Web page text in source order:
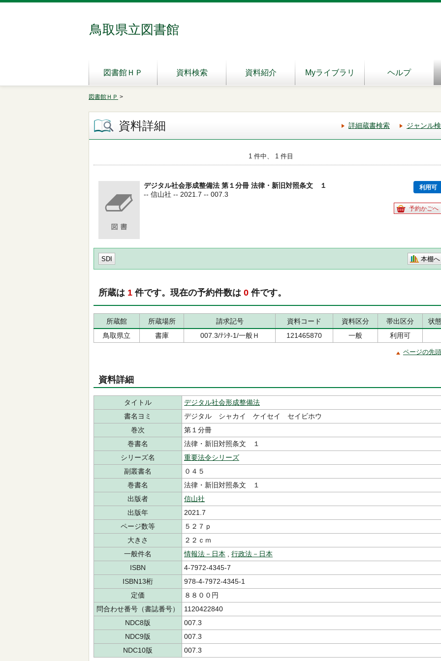
鳥取県立図書館
図書館ＨＰ 資料検索 資料紹介 Myライブラリ ヘルプ
図書館ＨＰ >
資料詳細 詳細蔵書検索 ジャンル
1 件中、 1 件目
デジタル社会形成整備法 第１分冊 法律・新旧対照条文 １ 利用可
予約かごへ
-- 信山社 -- 2021.7 -- 007.3
SDI 本棚へ
所蔵は 1 件です。現在の予約件数は 0 件です。
所蔵館 所蔵場所 請求記号 資料コード 資料区分 帯出区分
状
鳥取県立
書庫 007.3/ﾃｼﾀ-1/一般Ｈ 121465870 一般 利用可
ページの先
資料詳細
タイトル
デジタル社会形成整備法
書名ヨミ
デジタル シャカイ ケイセイ セイビホウ
巻次
第１分冊
巻書名
法律・新旧対照条文 １
シリーズ名
重要法令シリーズ
副叢書名
０４５
巻書名
法律・新旧対照条文 １
出版者
信山社
出版年
2021.7
ページ数等
５２７ｐ
大きさ
２２ｃｍ
一般件名
情報法－日本
行政法－日本
ISBN
4-7972-4345-7
ISBN13桁
978-4-7972-4345-1
定価
８８００円
問合わせ番号（書誌番号）
1120422840
NDC8版
007.3
NDC9版
007.3
NDC10版
007.3